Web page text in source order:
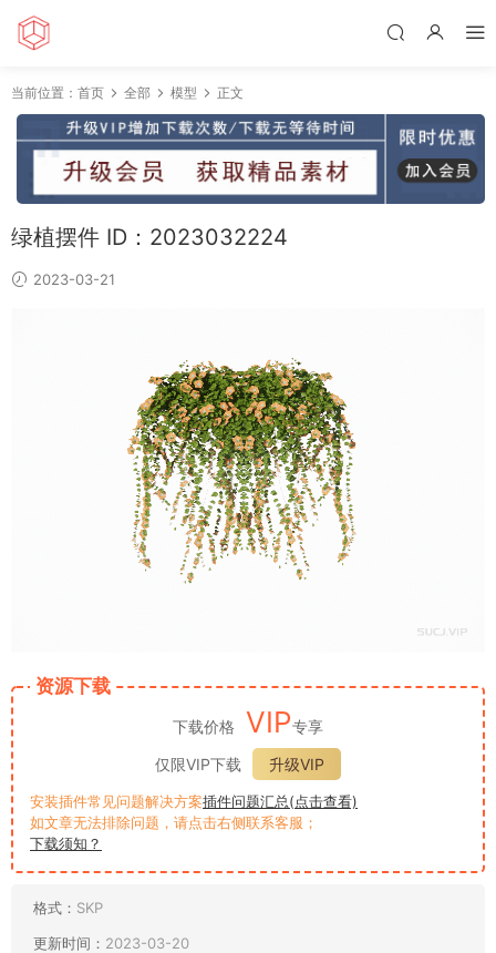
当前位置： 首页 全部 模型 正文
绿植摆件 ID：2023032224
2023-03-21
资源下载
下载价格 VIP专享
仅限VIP下载
升级VIP
安装插件常见问题解决方案插件问题汇总(点击查看)
如文章无法排除问题，请点击右侧联系客服；
下载须知？
格式： SKP
更新时间： 2023-03-20